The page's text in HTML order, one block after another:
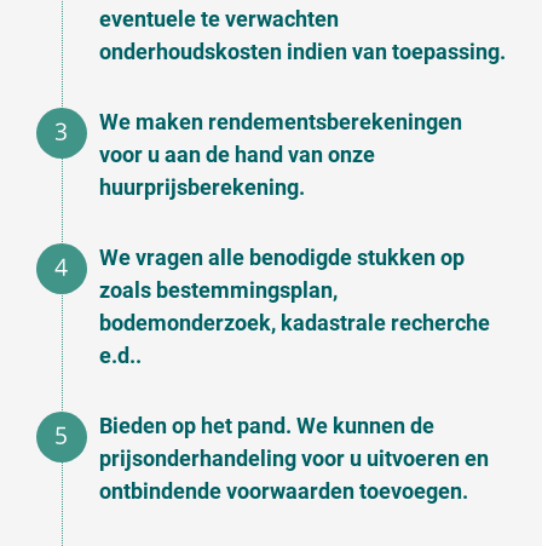
eventuele te verwachten
onderhoudskosten indien van toepassing.
We maken rendementsberekeningen
voor u aan de hand van onze
huurprijsberekening.
We vragen alle benodigde stukken op
zoals bestemmingsplan,
bodemonderzoek, kadastrale recherche
e.d..
Bieden op het pand. We kunnen de
prijsonderhandeling voor u uitvoeren en
ontbindende voorwaarden toevoegen.